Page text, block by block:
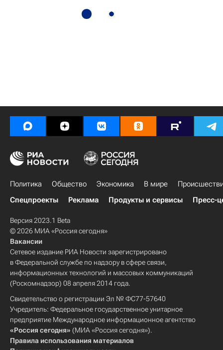
Политика Общество Экономика В мире
Спецпроекты
Реклама Продукты и сервисы Пресс-
Версия 2023.1 Beta
© 2026 МИА «Россия сегодня»
Вакансии
Сетевое издание РИА Новости зарегистрировано
в Федеральной службе по надзору в сфере связи,
информационных технологий и массовых коммуникаций
(Роскомнадзор) 08 апреля 2014 года.
Свидетельство о регистрации Эл № ФС77-57640
Учредитель: Федеральное государственное унитарное
предприятие Международное информационное агентство
«Россия сегодня» (МИА «Россия сегодня»).
Правила использования материалов